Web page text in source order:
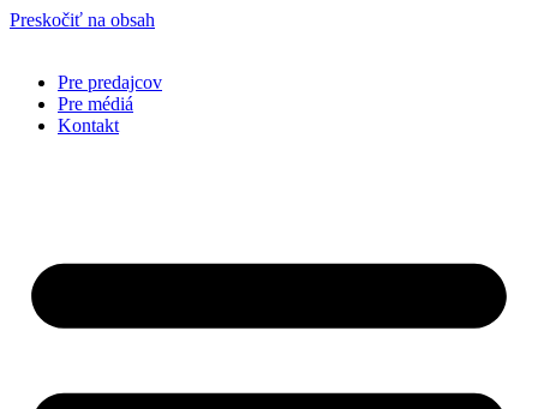
Preskočiť na obsah
Pre predajcov
Pre médiá
Kontakt